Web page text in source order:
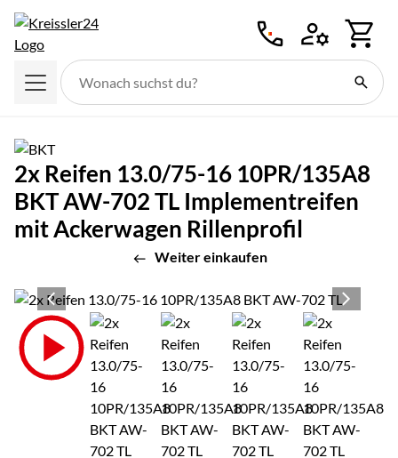
2x Reifen 13.0/75-16 10PR/135A8
BKT AW-702 TL Implementreifen
mit Ackerwagen Rillenprofil
Weiter einkaufen
Produktgalerie
Zur Kaufbox springen